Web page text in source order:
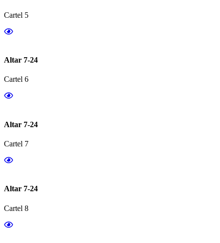
Cartel 5
Altar 7-24
Cartel 6
Altar 7-24
Cartel 7
Altar 7-24
Cartel 8